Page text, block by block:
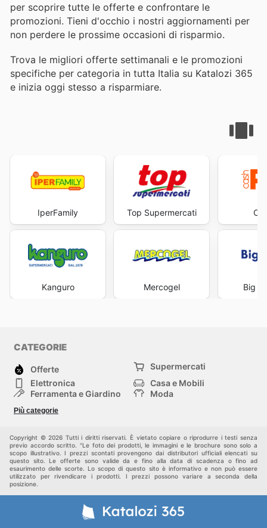
per scoprire tutte le offerte e confrontare le
promozioni. Tieni d'occhio i nostri aggiornamenti per
non perdere le prossime occasioni di risparmio.
Trova le migliori offerte settimanali e le promozioni
specifiche per categoria in tutta Italia su Katalozi 365
e inizia oggi stesso a risparmiare.
IperFamily
Kanguro
Top Supermercati
Mercogel Big
CATEGORIE
Offerte
Supermercati
Elettronica
Casa e Mobili
Ferramenta e Giardino
Moda
Bambini e Neonati
Più categorie
Copyright © 2026 Tutti i diritti riservati. È vietato copiare o riprodurre i testi senza
previo accordo scritto. "Le foto dei prodotti, le immagini e le brochure sono solo a
scopo illustrativo. I prezzi scontati provengono dai distributori ufficiali elencati su
questo sito. Le offerte sono valide da e fino alla data di scadenza o fino ad
esaurimento delle scorte. Lo scopo di questo sito è informativo e non può essere
utilizzato per rivendicare i prodotti. I prezzi possono variare a seconda della
posizione.